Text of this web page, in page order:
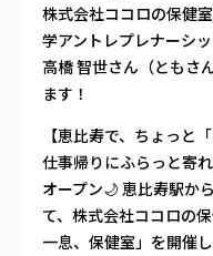
株式会社ココロの保健
学アントレプレナーシ
高橋 智世さん（ともさ
ます！
【恵比寿で、ちょっと
仕事帰りにふらっと寄
オープン🌙 恵比寿駅か
て、株式会社ココロの
一息、保健室」を開催し